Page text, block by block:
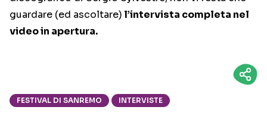
guardare (ed ascoltare) l’intervista completa nel
video in apertura.
FESTIVAL DI SANREMO INTERVISTE